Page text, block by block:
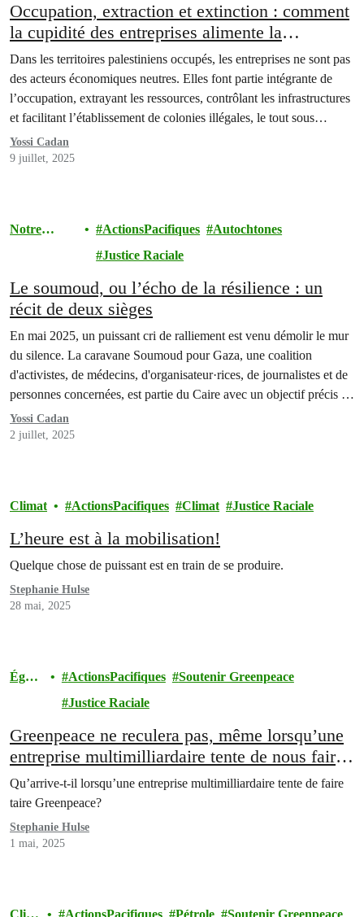
Occupation, extraction et extinction : comment
la cupidité des entreprises alimente la
souffrance humaine et l’effondrement
climatique
Dans les territoires palestiniens occupés, les entreprises ne sont pas
des acteurs économiques neutres. Elles font partie intégrante de
l’occupation, extrayant les ressources, contrôlant les infrastructures
et facilitant l’établissement de colonies illégales, le tout sous
protection militaire. Ces activités ne sont pas seulement rentables,
elles s’inscrivent dans une démarche de contrôle.
Yossi Cadan
9 juillet, 2025
Notre
ActionsPacifiques
Autochtones
Justice Raciale
Le soumoud, ou l’écho de la résilience : un
récit de deux sièges
En mai 2025, un puissant cri de ralliement est venu démolir le mur
du silence. La caravane Soumoud pour Gaza, une coalition
d'activistes, de médecins, d'organisateur·rices, de journalistes et de
personnes concernées, est partie du Caire avec un objectif précis :
briser le siège, apporter de l'aide à une population civile affamée,
rendre compte du génocide…
Yossi Cadan
2 juillet, 2025
Climat ActionsPacifiques Climat Justice Raciale
L’heure est à la mobilisation!
Quelque chose de puissant est en train de se produire.
Stephanie Hulse
28 mai, 2025
Égalit
ActionsPacifiques
Soutenir Greenpeace
Justice Raciale
Greenpeace ne reculera pas, même lorsqu’une
entreprise multimilliardaire tente de nous faire
taire
Qu’arrive-t-il lorsqu’une entreprise multimilliardaire tente de faire
taire Greenpeace?
Stephanie Hulse
1 mai, 2025
Clim ActionsPacifiques Pétrole Soutenir Greenpeace